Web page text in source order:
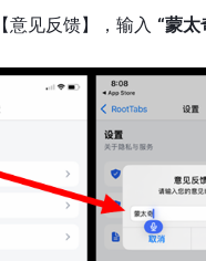
意见反馈】，输入 “蒙太